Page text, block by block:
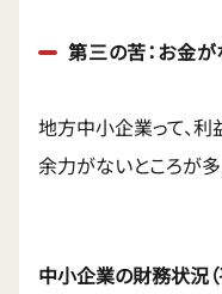
第三の苦：お金
地方中小企業って、
余力がないところが多
中小企業の財務状況（